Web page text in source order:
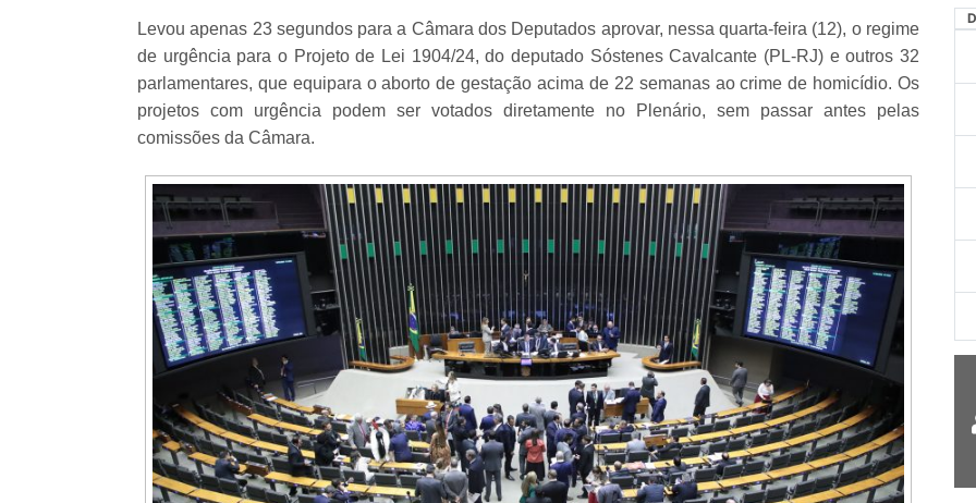
Levou apenas 23 segundos para a Câmara dos Deputados aprovar, nessa quarta-feira (12), o regime
de urgência para o Projeto de Lei 1904/24, do deputado Sóstenes Cavalcante (PL-RJ) e outros 32
parlamentares, que equipara o aborto de gestação acima de 22 semanas ao crime de homicídio. Os
projetos com urgência podem ser votados diretamente no Plenário, sem passar antes pelas
comissões da Câmara.